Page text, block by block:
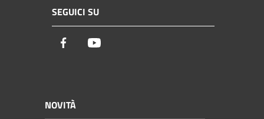
SEGUICI SU
Facebook
NOVITÀ